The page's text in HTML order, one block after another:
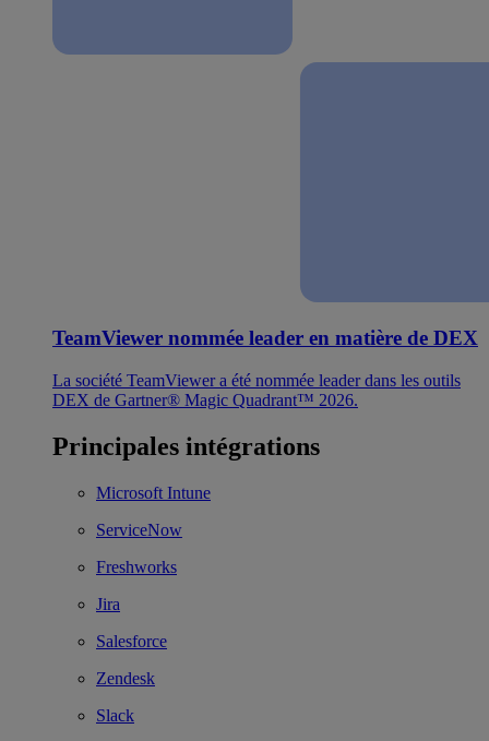
TeamViewer nommée leader en matière de DEX
La société TeamViewer a été nommée leader dans les outils
DEX de Gartner® Magic Quadrant™ 2026.
Principales intégrations
Microsoft Intune
ServiceNow
Freshworks
Jira
Salesforce
Zendesk
Slack